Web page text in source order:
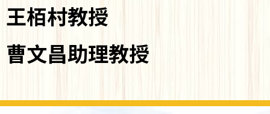
王栢村教授
曹文昌助理教授